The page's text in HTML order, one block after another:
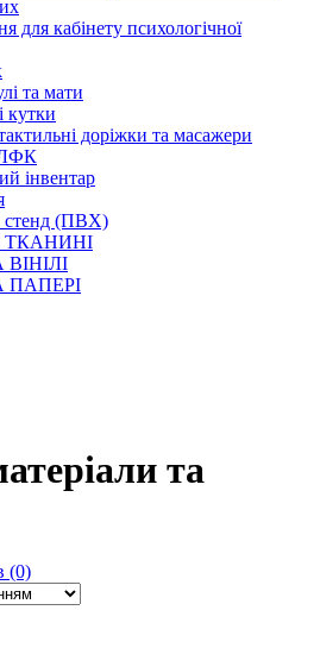
для кабінету психологічної
та мати
кутки
доріжки та масажери
ЛФК
інвентар
(ПВХ)
та
(0)